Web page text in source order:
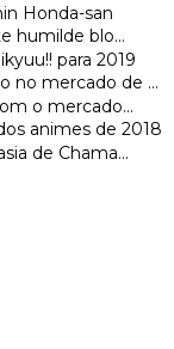
Honda-san
humilde blo...
para 2019
no mercado de ...
o mercado...
animes de 2018
de Chama...